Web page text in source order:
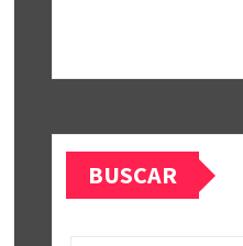
BUSCAR